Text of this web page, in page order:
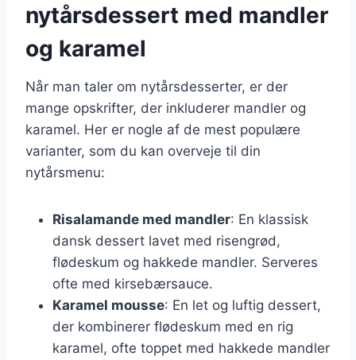
nytårsdessert med mandler
og karamel
Når man taler om nytårsdesserter, er der
mange opskrifter, der inkluderer mandler og
karamel. Her er nogle af de mest populære
varianter, som du kan overveje til din
nytårsmenu:
Risalamande med mandler: En klassisk
dansk dessert lavet med risengrød,
flødeskum og hakkede mandler. Serveres
ofte med kirsebærsauce.
Karamel mousse: En let og luftig dessert,
der kombinerer flødeskum med en rig
karamel, ofte toppet med hakkede mandler